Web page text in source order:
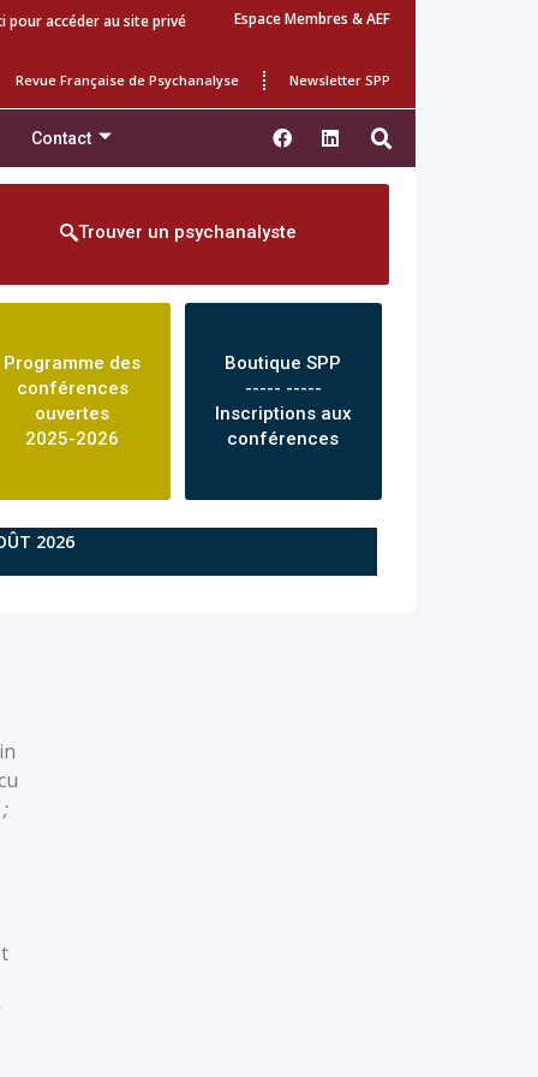
pour accéder au site privé Espace Membres & AEF
Revue Française de Psychanalyse Newsletter SPP
Contact
Trouver un psychanalyste
Programme des
conférences
ouvertes
2025-2026
Boutique SPP
----- -----
Inscriptions aux
conférences
2026